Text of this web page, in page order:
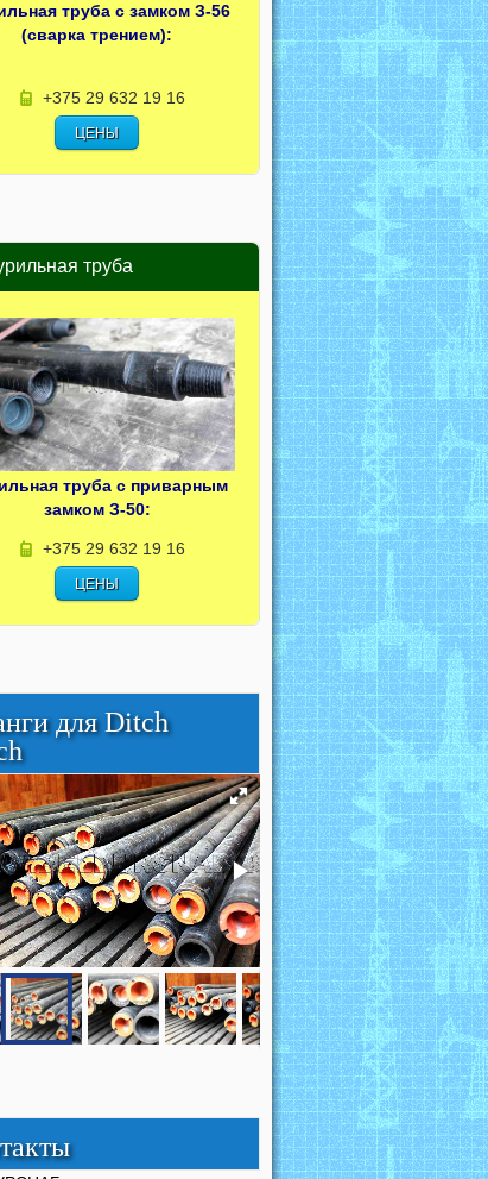
труба с замком З-56
(сварка трением):
+375 29 632 19 16
ЦЕНЫ
труба
труба с приварным
замком З-50:
+375 29 632 19 16
ЦЕНЫ
для Ditch